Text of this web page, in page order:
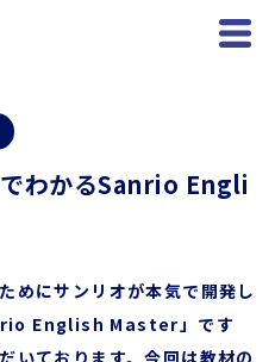
でわかるSanrio Engli
めにサンリオが本気で開発し
English Master」です